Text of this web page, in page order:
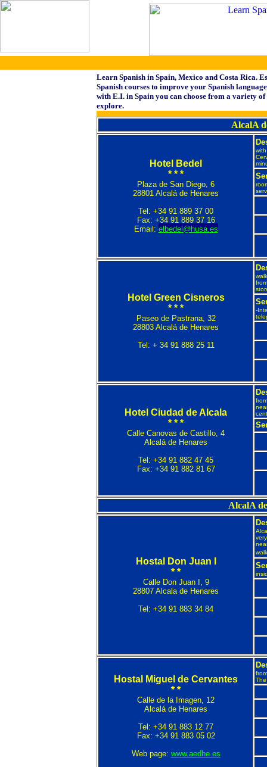
Learn Spanish in Spain, Mexico and Costa Rica.
Spanish courses to improve your Spanish
with E.I. in Spain you can choose from a variety
explore.
AlcalA
Hotel Bedel
* * *
Plaza de San Diego, 6
28801 Alcalá de Henares
Tel: +34 91 889 37 00
Fax: +34 91 889 37 16
Email: elbedel@husa.es
Hotel Green Cisneros
* * *
Paseo de Pastrana, 32
28803 Alcalá de Henares
Tel: + 34 91 888 25 11
-
Hotel Ciudad de Alcala
* * *
Calle Canovas de Castillo, 4
Alcalá de Henares
Tel: +34 91 882 47 45
Fax: +34 91 882 81 67
AlcalA
Hostal Don Juan I
* *
Calle Don Juan I, 9
28807 Alcala de Henares
Tel: +34 91 883 34 84
Hostal Miguel de Cervantes
* *
Calle de la Imagen, 12
Alcalá de Henares
Tel: +34 91 883 12 77
Fax: +34 91 883 05 02
Web page: www.aedhe.es